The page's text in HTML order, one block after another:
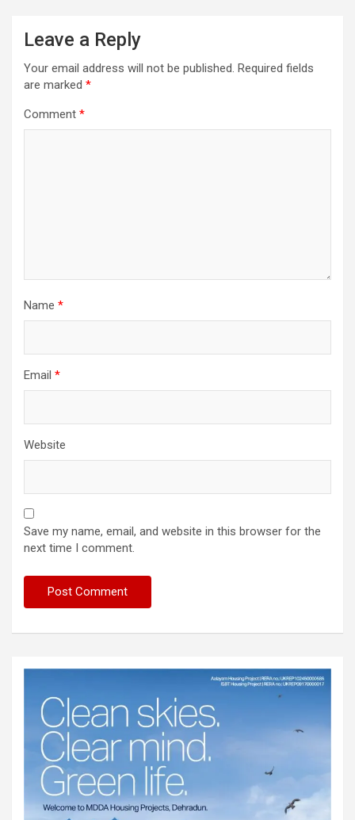
Leave a Reply
Your email address will not be published. Required fields
are marked *
Comment *
Name *
Email *
Website
Save my name, email, and website in this browser for the
next time I comment.